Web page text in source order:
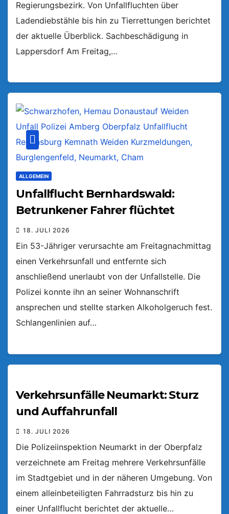
Regierungsbezirk. Von Unfallfluchten über
Ladendiebstähle bis hin zu Tierrettungen berichtet
der aktuelle Überblick. Sachbeschädigung in
Lappersdorf Am Freitag,…
ALLGEMEIN
Unfallflucht Bernhardswald:
Betrunkener Fahrer flüchtet
18. JULI 2026
Ein 53-Jähriger verursachte am Freitagnachmittag
einen Verkehrsunfall und entfernte sich
anschließend unerlaubt von der Unfallstelle. Die
Polizei konnte ihn an seiner Wohnanschrift
ansprechen und stellte starken Alkoholgeruch fest.
Schlangenlinien auf…
Verkehrsunfälle Neumarkt: Sturz
und Auffahrunfall
18. JULI 2026
Die Polizeiinspektion Neumarkt in der Oberpfalz
verzeichnete am Freitag mehrere Verkehrsunfälle
im Stadtgebiet und in der näheren Umgebung. Von
einem alleinbeteiligten Fahrradsturz bis hin zu
einer Unfallflucht berichtet der aktuelle…